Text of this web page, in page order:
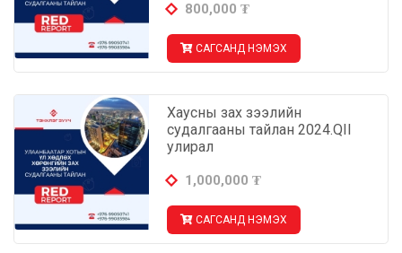
800,000 ₮
САГСАНД НЭМЭХ
Хаусны зах зээлийн
судалгааны тайлан 2024.QII
улирал
1,000,000 ₮
САГСАНД НЭМЭХ